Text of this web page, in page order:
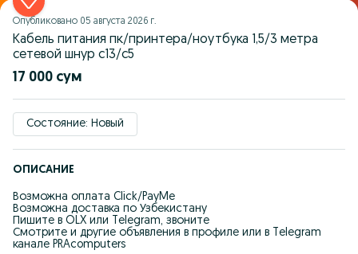
Опубликовано 05 августа 2026 г.
Кабель питания пк/принтера/ноутбука 1,5/3 метра
сетевой шнур c13/c5
17 000 сум
Состояние: Новый
ОПИСАНИЕ
Возможна оплата Click/PayMe
Возможна доставка по Узбекистану
Пишите в OLX или Telegram, звоните
Смотрите и другие объявления в профиле или в Telegram
канале PRAcomputers